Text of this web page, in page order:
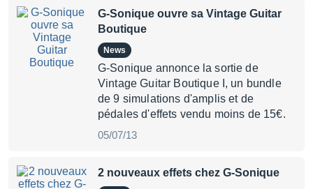
G-Sonique ouvre sa Vintage Guitar
Boutique
News
G-Sonique annonce la sortie de
Vintage Guitar Boutique I, un bundle
de 9 simulations d'amplis et de
pédales d'effets vendu moins de 15€.
05/07/13
2 nouveaux effets chez G-Sonique